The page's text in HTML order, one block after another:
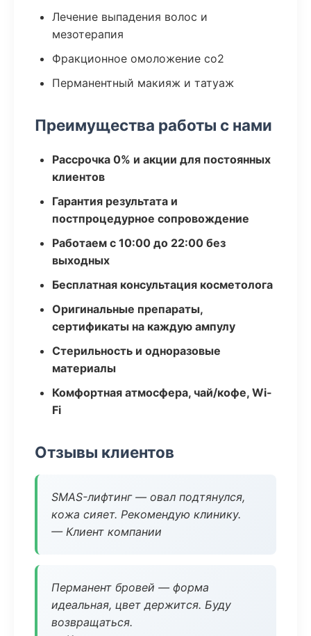
Лечение выпадения волос и
мезотерапия
Фракционное омоложение co2
Перманентный макияж и татуаж
Преимущества работы с нами
Рассрочка 0% и акции для постоянных
клиентов
Гарантия результата и
постпроцедурное сопровождение
Работаем с 10:00 до 22:00 без
выходных
Бесплатная консультация косметолога
Оригинальные препараты,
сертификаты на каждую ампулу
Стерильность и одноразовые
материалы
Комфортная атмосфера, чай/кофе, Wi-
Fi
Отзывы клиентов
SMAS-лифтинг — овал подтянулся,
кожа сияет. Рекомендую клинику.
— Клиент компании
Перманент бровей — форма
идеальная, цвет держится. Буду
возвращаться.